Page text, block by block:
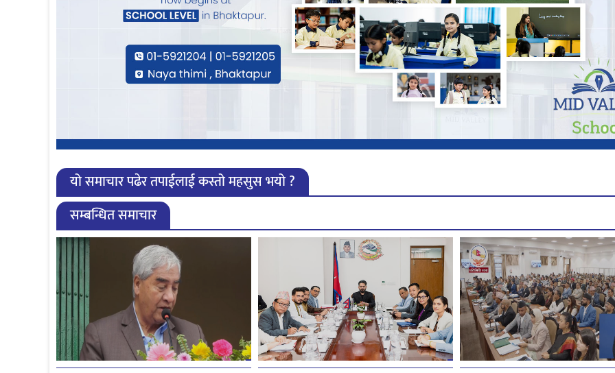
यो समाचार पढेर तपाईलाई कस्तो महसुस भयो ?
सम्बन्धित समाचार